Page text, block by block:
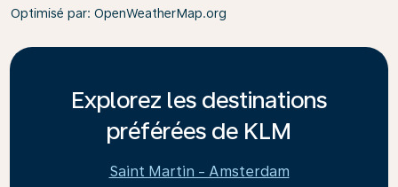
Optimisé par: OpenWeatherMap.org
Explorez les destinations
préférées de KLM
Saint Martin - Amsterdam